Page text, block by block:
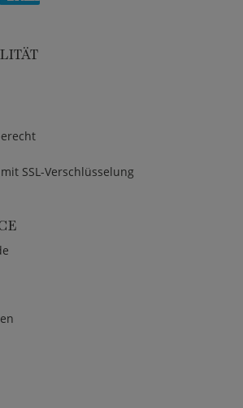
SSL-Verschlüsselung